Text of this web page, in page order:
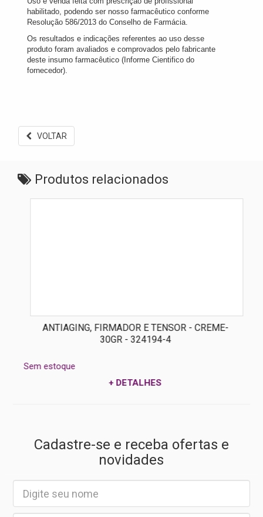
habilitado, podendo ser nosso farmacêutico conforme
Resolução 586/2013 do Conselho de Farmácia.
Os resultados e indicações referentes ao uso desse
produto foram avaliados e comprovados pelo fabricante
deste insumo farmacêutico (Informe Cientifico do
fornecedor).
VOLTAR
Produtos relacionados
ANTIAGING, FIRMADOR E TENSOR - CREME-
30GR - 324194-4
Sem estoque
+ DETALHES
Cadastre-se e receba ofertas e
novidades